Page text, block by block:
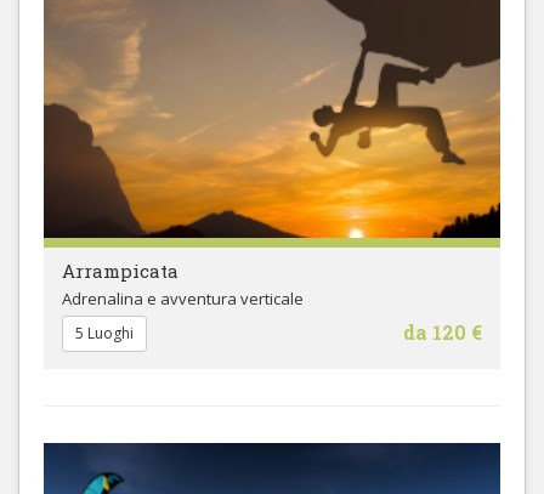
Arrampicata
Adrenalina e avventura verticale
da 120 €
5 Luoghi